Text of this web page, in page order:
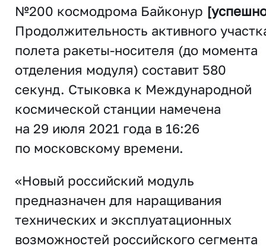
№200 космодрома Байконур
Продолжительность активного
полета ракеты-носителя (до момента
отделения модуля) составит 580
секунд. Стыковка к Международной
космической станции намечена
на 29 июля 2021 года в 16:26
по московскому времени.
«Новый российский модуль
предназначен для наращивания
технических и эксплуатационных
возможностей российского сегмента